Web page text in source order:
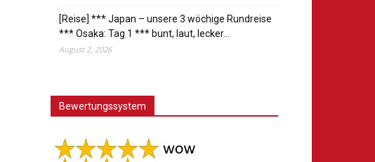
[Reise] *** Japan – unsere 3 wöchige Rundreise
*** Osaka: Tag 1 *** bunt, laut, lecker…
August 2, 2026
Bewertungssystem